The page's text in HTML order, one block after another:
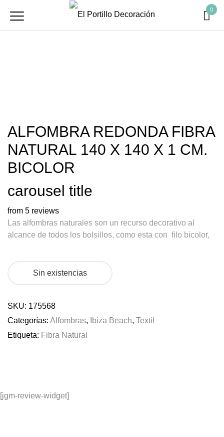
0
ALFOMBRA REDONDA FIBRA
NATURAL 140 X 140 X 1 CM.
BICOLOR
carousel title
from 5 reviews
Las alfombras naturales son un recurso decorativo al
alcance de todos los bolsillos, como esta con filo bicolor,
Sin existencias
SKU: 175568
Categorías: Alfombras, Ibiza Beach, Textil
Etiqueta: Fibra Natural
[jgm-review-widget]